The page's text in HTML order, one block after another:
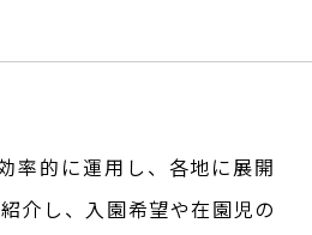
率的に運用し、各地に展開
介し、入園希望や在園児の